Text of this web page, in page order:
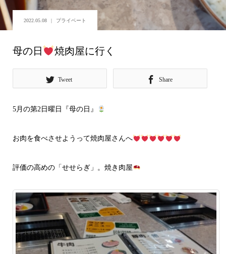
2022.05.08 プライベート
母の日 焼肉屋に行く
Tweet Share
5月の第2日曜日『母の日』
お肉を食べさせようって焼肉屋さんへ
評価の高めの「せせらぎ」。焼き肉屋